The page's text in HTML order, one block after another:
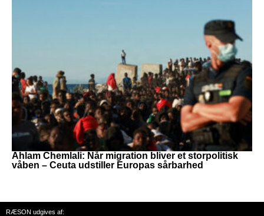
Ahlam Chemlali: Når migration bliver et storpolitisk
våben – Ceuta udstiller Europas sårbarhed
RÆSON udgives af: